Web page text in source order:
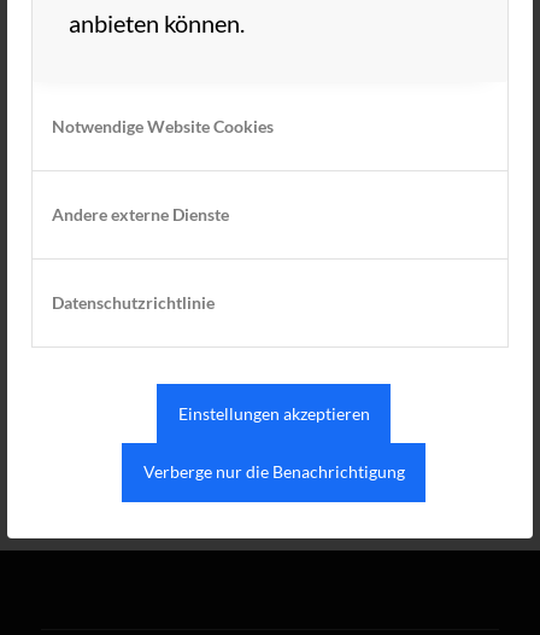
anbieten können.
Notwendige Website Cookies
Andere externe Dienste
Datenschutzrichtlinie
Einstellungen akzeptieren
Verberge nur die Benachrichtigung
Zeit:
orien:
Zum Kalender hinzufügen